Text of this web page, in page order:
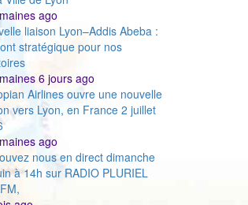
ago
liaison Lyon–Addis Abeba :
stratégique pour nos
6 jours ago
Airlines ouvre une nouvelle
vers Lyon, en France 2 juillet
ago
nous en direct dimanche
à 14h sur RADIO PLURIEL